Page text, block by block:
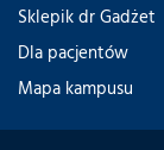
Sklepik dr Gadżet
Dla pacjentów
Mapa kampusu